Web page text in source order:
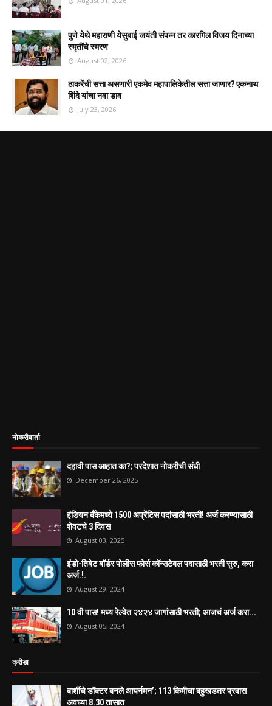
पुणे येथे महाराणी येसुबाई जयंती संपन्न तर कारगिल विजय दिनाच्या
स्मृतींचे स्मरण
August 02, 2026
ठाकरेंची सत्ता असणारी एकमेव महापालिकेतील सत्ता जाणार? एकनाथ
शिंदे यांचा नवा डाव
July 23, 2026
नोकरीवार्ता
दहावी पास आहात का?; परदेशात नोकरीची संधी
December 26, 2025
इंडियन बँकेमध्ये 1500 अप्रेंटिस पदांसाठी भरती! अर्ज करण्यासाठी
शेवटचे 3 दिवस
August 03, 2025
इंडो-तिबेट बॉर्डर पोलीस फोर्स कॉन्सटेबल पदासाठी भरती सुरु, करा
अर्ज.!.
August 29, 2024
10 वी पास! मध्य रेल्वेत २४२४ जागांसाठी भरती; आजचं अर्ज करा...
August 05, 2024
क्रीडा
बार्शीचे डॉक्टर बनले आयर्नमन’; 113 किमीचा बहुखडतर प्रवास
अवघ्या 8.30 तासात